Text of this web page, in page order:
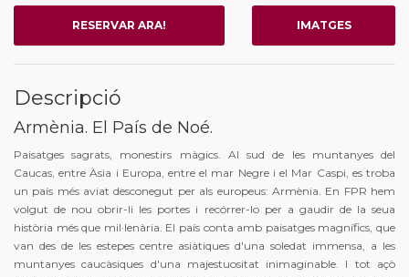
RESERVAR ARA! IMATGES
Descripció
Armènia. El País de Noé.
Paisatges sagrats, monestirs màgics. Al sud de les muntanyes del
Caucas, entre Àsia i Europa, entre el mar Negre i el Mar Caspi, es troba
un país més aviat desconegut per als europeus: Armènia. En FPR hem
volgut de nou obrir-li les portes i recórrer-lo per a gaudir de la seua
història més que mil·lenària. El país conta amb paisatges magnífics, que
van des de les estepes centre asiàtiques d'una soledat immensa, a les
muntanyes caucàsiques d'una majestuositat inimaginable. I tot açò